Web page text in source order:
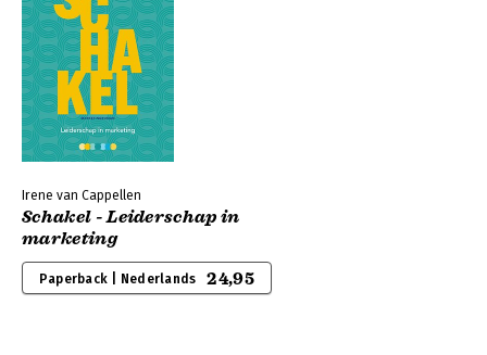
Irene van Cappellen
Schakel - Leiderschap in
marketing
Paperback | Nederlands 24,95